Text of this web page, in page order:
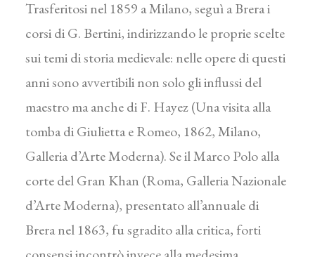
Trasferitosi nel 1859 a Milano, seguì a Brera i
corsi di G. Bertini, indirizzando le proprie scelte
sui temi di storia medievale: nelle opere di questi
anni sono avvertibili non solo gli influssi del
maestro ma anche di F. Hayez (Una visita alla
tomba di Giulietta e Romeo, 1862, Milano,
Galleria d’Arte Moderna). Se il Marco Polo alla
corte del Gran Khan (Roma, Galleria Nazionale
d’Arte Moderna), presentato all’annuale di
Brera nel 1863, fu sgradito alla critica, forti